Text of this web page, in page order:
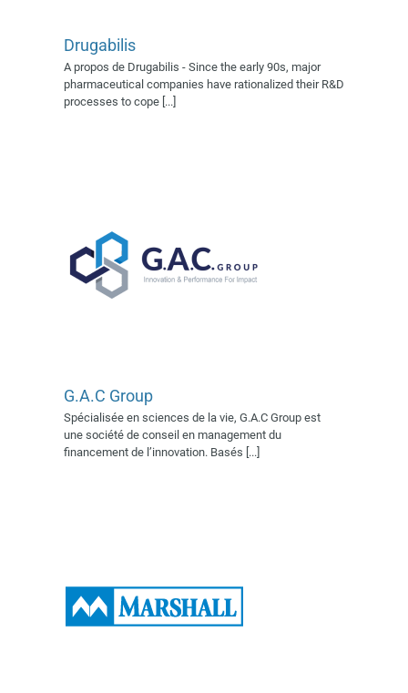
Drugabilis
A propos de Drugabilis - Since the early 90s, major
pharmaceutical companies have rationalized their R&D
processes to cope [...]
G.A.C Group
Expert AFSSI
Exposant 2018
Exposant 2022
Exposant 2023
Exposant 2024
Exposant 2025
G.A.C Group
Spécialisée en sciences de la vie, G.A.C Group est
une société de conseil en management du
financement de l’innovation. Basés [...]
Marshall BioResources
Exposant 2022 Exposant
Exposant 2025
Village